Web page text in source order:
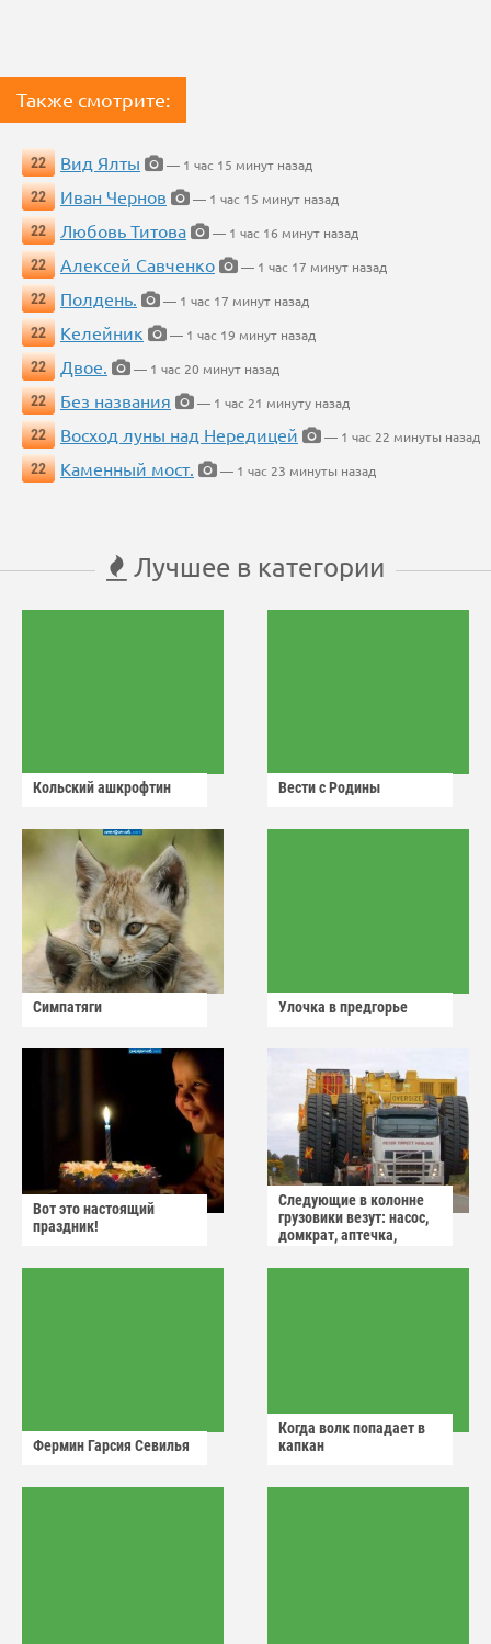
Также смотрите:
22 Вид Ялты
— 1 час 15 минут назад
22
Иван Чернов
— 1 час 15 минут назад
22
Любовь Титова
— 1 час 16 минут назад
22
Алексей Савченко
— 1 час 17 минут назад
22
Полдень.
— 1 час 17 минут назад
22
Келейник
— 1 час 19 минут назад
22
Двое.
— 1 час 20 минут назад
22
Без названия
— 1 час 21 минуту назад
22
Восход луны над Нередицей
— 1 час 22 минуты назад
22
Каменный мост. — 1 час 23 минуты назад
Лучшее в категории
Кольский ашкрофтин Вести с Родины
Симпатяги Улочка в предгорье
Вот это настоящий
праздник!
Следующие в колонне
грузовики везут: насос,
домкрат, аптечка,
Фермин Гарсия Севилья
Когда волк попадает в
капкан